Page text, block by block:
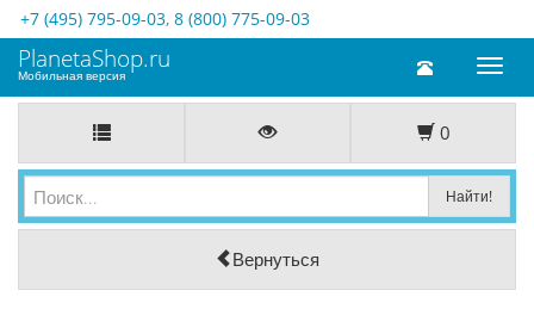
+7 (495) 795-09-03, 8 (800) 775-09-03
Toggle
PlanetaShop.ru
Мобильная версия
0
Вернуться